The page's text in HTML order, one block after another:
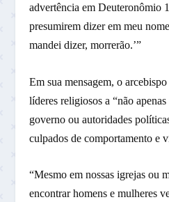
advertência em Deuteronômio
presumirem dizer em meu
mandei dizer, morrerão.’”
Em sua mensagem, o
líderes religiosos a “não
governo ou autoridades
culpados de comportamento e
“Mesmo em nossas igrejas ou
encontrar homens e mulheres